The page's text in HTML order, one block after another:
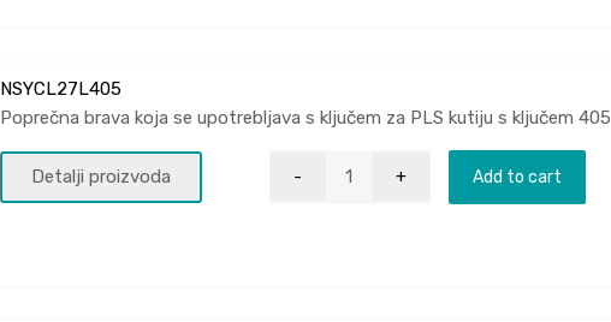
NSYCL27L405
Poprečna brava koja se upotrebljava s ključem za PLS kutiju s ključem 405
Detalji proizvoda Add to cart